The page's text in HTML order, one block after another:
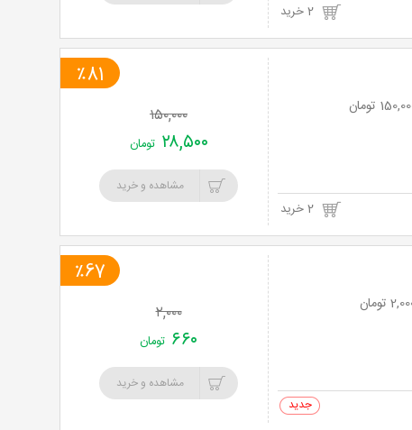
2 خرید
2 خرید
٪81
۱۵۰,۰۰۰
۲۸,۵۰۰ تومان
مشاهده و خرید
0 خرید
٪67
۲,۰۰۰
۶۶۰ تومان
مشاهده و خرید